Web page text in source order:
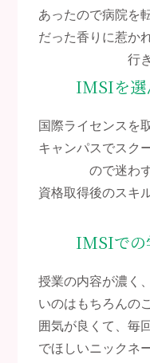
あったので病院を
だった香りに惹か
行
IMSIを選
国際ライセンスを
キャンパスでスク
ので迷わ
資格取得後のスキ
IMSIでの
授業の内容が濃く
いのはもちろんの
囲気が良くて、毎
でほしいニックネ